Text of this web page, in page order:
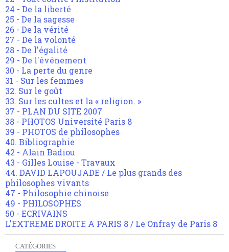
24 - De la liberté
25 - De la sagesse
26 - De la vérité
27 - De la volonté
28 - De l'égalité
29 - De l'événement
30 - La perte du genre
31 - Sur les femmes
32. Sur le goût
33. Sur les cultes et la « religion. »
37 - PLAN DU SITE 2007
38 - PHOTOS Université Paris 8
39 - PHOTOS de philosophes
40. Bibliographie
42 - Alain Badiou
43 - Gilles Louise - Travaux
44. DAVID LAPOUJADE / Le plus grands des
philosophes vivants
47 - Philosophie chinoise
49 - PHILOSOPHES
50 - ECRIVAINS
L'EXTREME DROITE A PARIS 8 / Le Onfray de Paris 8
CATÉGORIES